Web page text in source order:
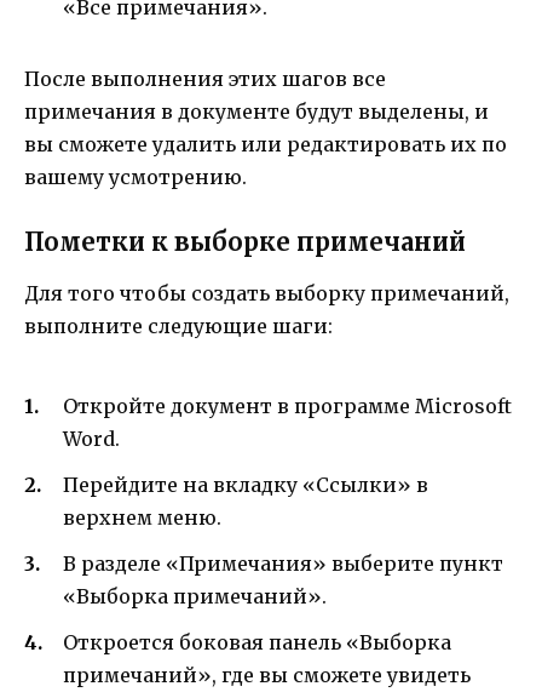
«Все примечания».
После выполнения этих шагов все
примечания в документе будут выделены, и
вы сможете удалить или редактировать их по
вашему усмотрению.
Пометки к выборке примечаний
Для того чтобы создать выборку примечаний,
выполните следующие шаги:
Откройте документ в программе Microsoft
Word.
Перейдите на вкладку «Ссылки» в
верхнем меню.
В разделе «Примечания» выберите пункт
«Выборка примечаний».
Откроется боковая панель «Выборка
примечаний», где вы сможете увидеть